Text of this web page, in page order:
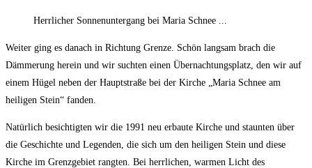
Herrlicher Sonnenuntergang bei Maria Schnee ...
Weiter ging es danach in Richtung Grenze. Schön langsam brach die
Dämmerung herein und wir suchten einen Übernachtungsplatz, den wir auf
einem Hügel neben der Hauptstraße bei der Kirche „Maria Schnee am
heiligen Stein“ fanden.
Natürlich besichtigten wir die 1991 neu erbaute Kirche und staunten über
die Geschichte und Legenden, die sich um den heiligen Stein und diese
Kirche im Grenzgebiet rangten. Bei herrlichen, warmen Licht des